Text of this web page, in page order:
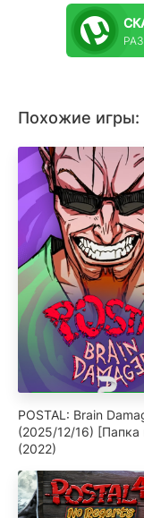
Похожие игры:
POSTAL: Brain
(2025/12/16) [Папка
(2022)